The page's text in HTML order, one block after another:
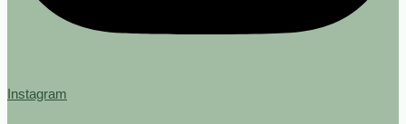
Instagram